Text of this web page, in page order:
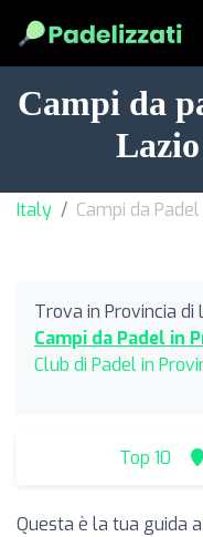
Campi da
Italy Campi da
Trova in Provincia di
Campi da Padel in
Club di Padel in
Top 10
Questa è la tua guida a